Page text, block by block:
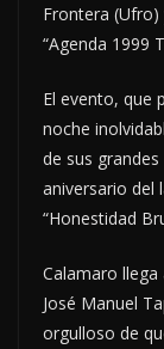
Frontera
“Agenda 1999
El evento, que
noche
de sus
aniversario del
“Honestidad
Calamaro
José Manuel
orgulloso de